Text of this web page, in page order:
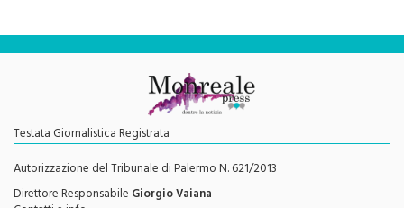
Testata Giornalistica Registrata
Autorizzazione del Tribunale di Palermo N. 621/2013